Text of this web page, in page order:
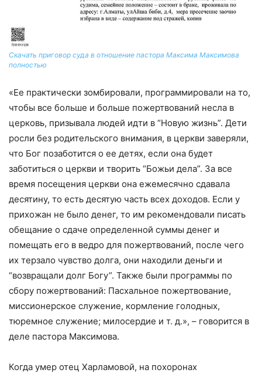
Скачать приговор суда в отношение пастора Максима Максимова
полностью
«Ее практически зомбировали, программировали на то,
чтобы все больше и больше пожертвований несла в
церковь, призывала людей идти в “Новую жизнь”. Дети
росли без родительского внимания, в церкви заверяли,
что Бог позаботится о ее детях, если она будет
заботиться о церкви и творить “Божьи дела”. За все
время посещения церкви она ежемесячно сдавала
десятину, то есть десятую часть всех доходов. Если у
прихожан не было денег, то им рекомендовали писать
обещание о сдаче определенной суммы денег и
помещать его в ведро для пожертвований, после чего
их терзало чувство долга, они находили деньги и
“возвращали долг Богу”. Также были программы по
сбору пожертвований: Пасхальное пожертвование,
миссионерское служение, кормление голодных,
тюремное служение; милосердие и т. д.», – говорится в
деле пастора Максимова.
Когда умер отец Харламовой, на похоронах